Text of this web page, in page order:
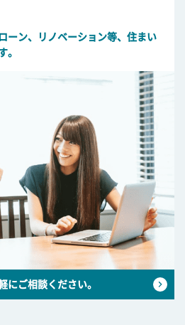
ーン、リノベーション等、住まい
。
にご相談ください。